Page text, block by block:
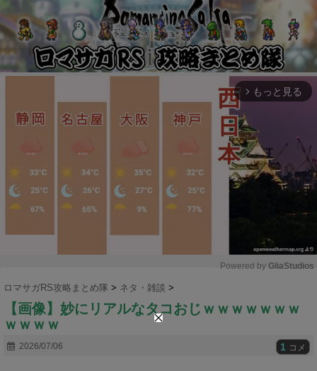
arrow_forward_ios もっと見る
u
Powered by GliaStudios
ロマサガRS攻略まとめ隊 > ネタ・雑談 >
【画像】妙にリアルなタコおじｗｗｗｗｗｗｗ
ｗｗｗｗ
2026/07/06 1 コメ